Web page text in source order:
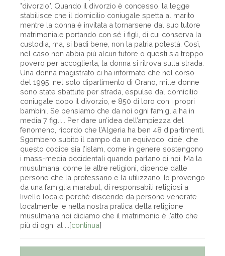
"divorzio". Quando il divorzio è concesso, la legge
stabilisce che il domicilio coniugale spetta al marito
mentre la donna è invitata a tornarsene dal suo tutore
matrimoniale portando con sé i figli, di cui conserva la
custodia, ma, si badi bene, non la patria potestà. Così,
nel caso non abbia più alcun tutore o questi sia troppo
povero per accoglierla, la donna si ritrova sulla strada.
Una donna magistrato ci ha informate che nel corso
del 1995, nel solo dipartimento di Orano, mille donne
sono state sbattute per strada, espulse dal domicilio
coniugale dopo il divorzio, e 850 di loro con i propri
bambini. Se pensiamo che da noi ogni famiglia ha in
media 7 figli... Per dare un’idea dell’ampiezza del
fenomeno, ricordo che l’Algeria ha ben 48 dipartimenti.
Sgombero subito il campo da un equivoco: cioè, che
questo codice sia l’islam, come in genere sostengono
i mass-media occidentali quando parlano di noi. Ma la
musulmana, come le altre religioni, dipende dalle
persone che la professano e la utilizzano. Io provengo
da una famiglia marabut, di responsabili religiosi a
livello locale perché discende da persone venerate
localmente, e nella nostra pratica della religione
musulmana noi diciamo che il matrimonio è l’atto che
più di ogni al ...[continua]